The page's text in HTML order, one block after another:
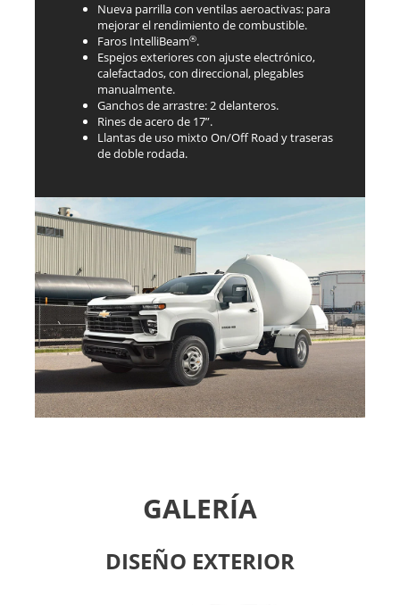
Nueva parrilla con ventilas aeroactivas: para
mejorar el rendimiento de combustible.
Faros IntelliBeam®.
Espejos exteriores con ajuste electrónico,
calefactados, con direccional, plegables
manualmente.
Ganchos de arrastre: 2 delanteros.
Rines de acero de 17”.
Llantas de uso mixto On/Off Road y traseras
de doble rodada.
GALERÍA
DISEÑO EXTERIOR